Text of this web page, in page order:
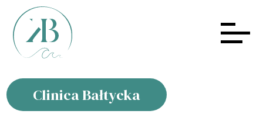
Clinica Bałtycka